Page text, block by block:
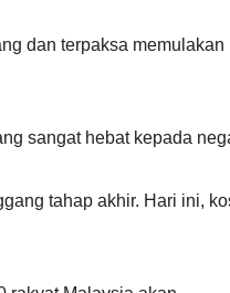
dan terpaksa memulakan
sangat hebat kepada
tahap akhir. Hari ini,